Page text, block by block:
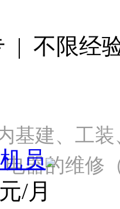
| 不限经
基建、工
电器的维
员
/月